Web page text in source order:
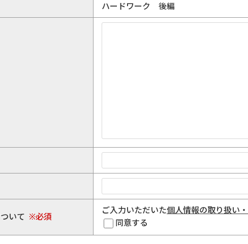
いて ※必須
ご入力いただいた個人情報の取り扱い
同意する